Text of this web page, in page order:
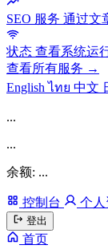
SEO 服务 通过文
状态 查看系统运
查看所有服务 →
Englishไทย 中文
...
...
余额: ...
控制台 个
登出
首页